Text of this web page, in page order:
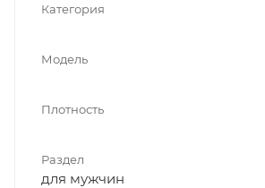
Категория
Модель
Плотность
Раздел
для мужчин